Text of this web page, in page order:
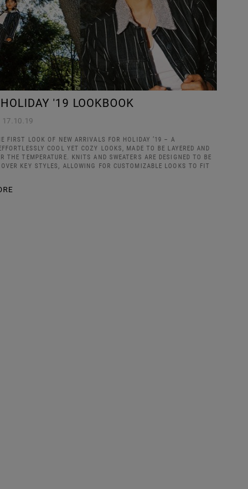
'19 LOOKBOOK
17.10.19
FIRST LOOK OF NEW ARRIVALS FOR HOLIDAY ’19 – A
COOL YET COZY LOOKS, MADE TO BE LAYERED AND
THE TEMPERATURE. KNITS AND SWEATERS ARE DESIGNED TO BE
OVER KEY STYLES, ALLOWING FOR CUSTOMIZABLE LOOKS TO FIT